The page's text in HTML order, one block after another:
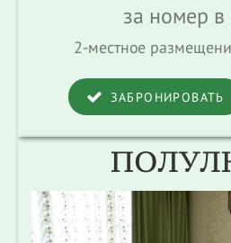
за номер в
2-местное
ЗАБРОНИРОВАТЬ